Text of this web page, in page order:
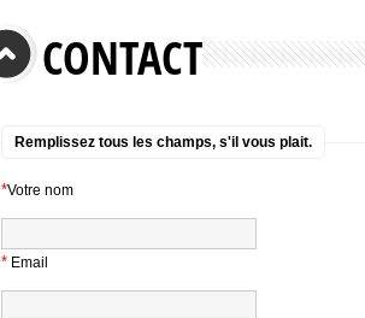
CONTACT
Remplissez tous les champs, s'il vous plait.
*Votre nom
* Email